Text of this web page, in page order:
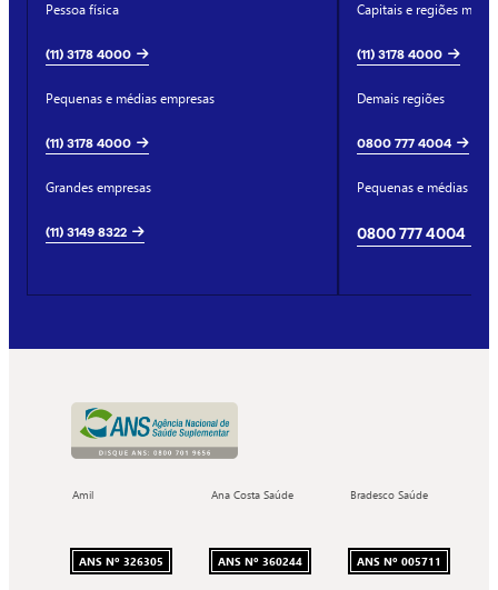
Pessoa física
(11) 3178 4000
Pequenas e médias empresas
(11) 3178 4000
Grandes empresas
(11) 3149 8322
Capitais e regiões
(11) 3178 4000
Demais regiões
0800 777 4004
Pequenas e médias
0800 777 4004
Amil
ANS Nº 326305
Ana Costa Saúde
ANS Nº 360244
Bradesco Saúde
ANS Nº 005711